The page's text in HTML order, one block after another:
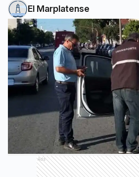
El Marplatense
Ads